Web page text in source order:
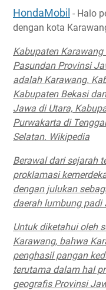
HondaMobil - Halo
dengan kota
Kabupaten
Pasundan Provinsi
adalah Karawang.
Kabupaten Bekasi
Jawa di Utara,
Purwakarta di
Selatan. Wikipedia
Berawal dari sejarah
proklamasi
dengan julukan
daerah lumbung padi
Untuk diketahui oleh
Karawang, bahwa
penghasil pangan
terutama dalam hal
geografis Provinsi